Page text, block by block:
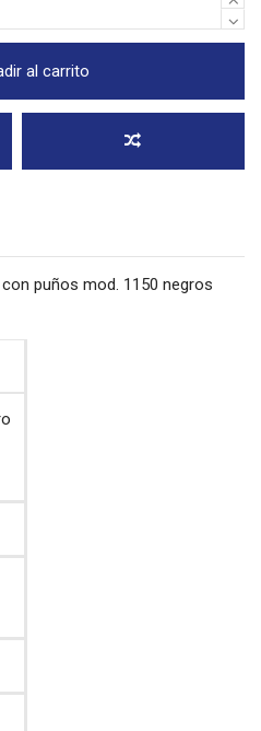
al carrito
puños mod. 1150 negros